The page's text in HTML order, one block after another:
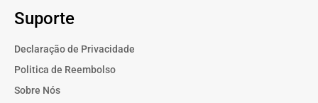
Suporte
Declaração de Privacidade
Politica de Reembolso
Sobre Nós